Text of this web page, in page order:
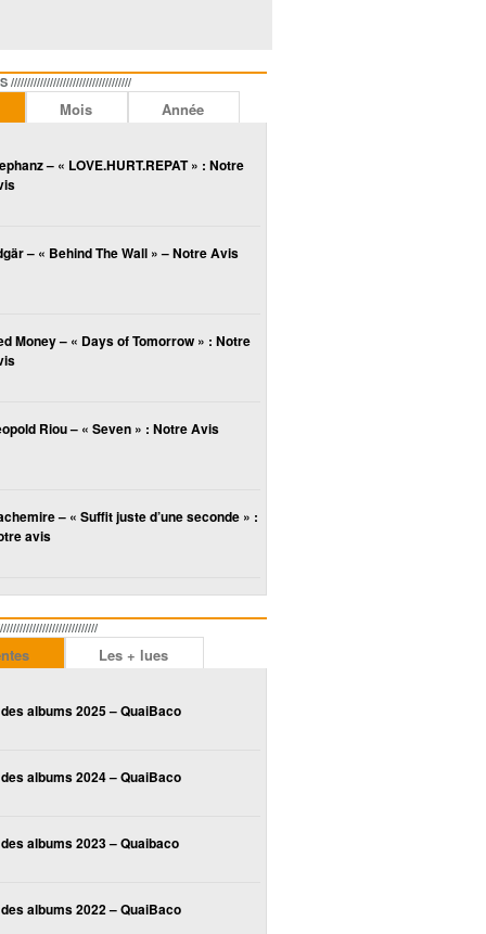
/////////////////////////////////////
Mois Année
– « LOVE.HURT.REPAT » : Notre
– « Behind The Wall » – Notre Avis
Money – « Days of Tomorrow » : Notre
Riou – « Seven » : Notre Avis
– « Suffit juste d’une seconde » :
avis
Les + lues
albums 2025 – QuaiBaco
albums 2024 – QuaiBaco
albums 2023 – Quaibaco
albums 2022 – QuaiBaco